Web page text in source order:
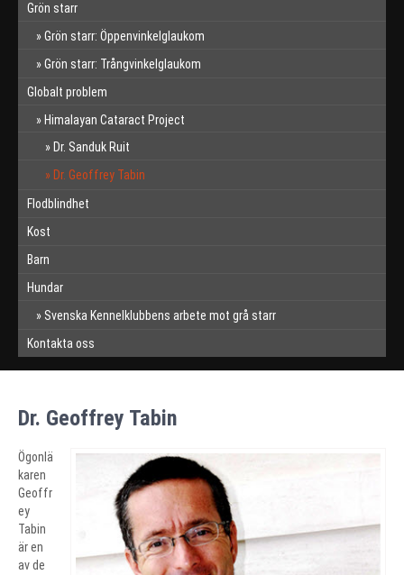
Grön starr
Grön starr: Öppenvinkelglaukom
Grön starr: Trångvinkelglaukom
Globalt problem
Himalayan Cataract Project
Dr. Sanduk Ruit
Dr. Geoffrey Tabin
Flodblindhet
Kost
Barn
Hundar
Svenska Kennelklubbens arbete mot grå starr
Kontakta oss
Dr. Geoffrey Tabin
Ögonlä
karen
Geoffr
ey
Tabin
är en
av de